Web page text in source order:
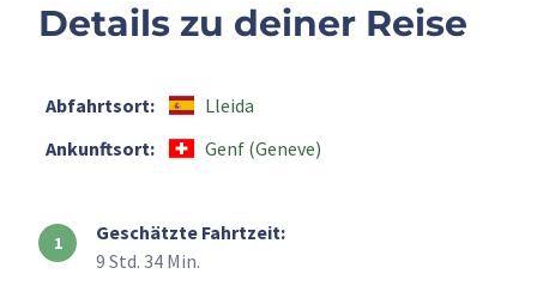
Details zu deiner Reise
Abfahrtsort:
Lleida
Ankunftsort:
Genf (Geneve)
Geschätzte Fahrtzeit:
9 Std. 34 Min.